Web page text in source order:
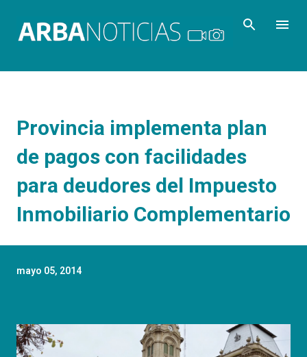
Provincia implementa plan
de pagos con facilidades
para deudores del Impuesto
Inmobiliario Complementario
mayo 05, 2014